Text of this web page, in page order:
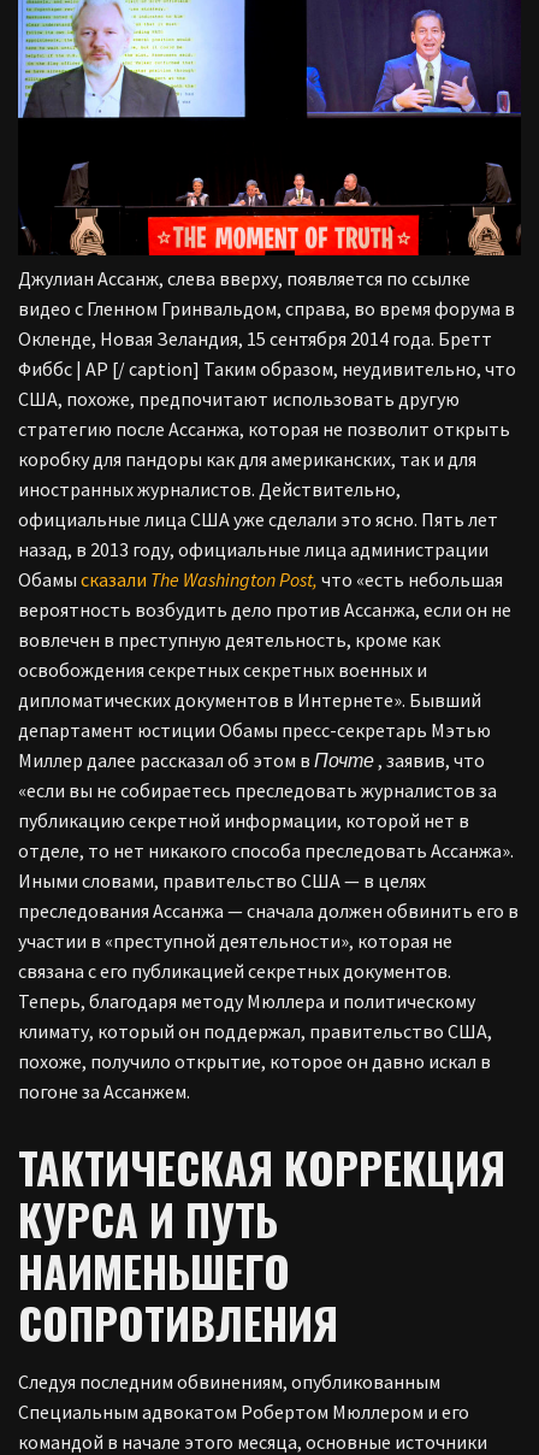
Джулиан Ассанж, слева вверху, появляется по ссылке
видео с Гленном Гринвальдом, справа, во время форума в
Окленде, Новая Зеландия, 15 сентября 2014 года. Бретт
Фиббс | AP [/ caption] Таким образом, неудивительно, что
США, похоже, предпочитают использовать другую
стратегию после Ассанжа, которая не позволит открыть
коробку для пандоры как для американских, так и для
иностранных журналистов. Действительно,
официальные лица США уже сделали это ясно. Пять лет
назад, в 2013 году, официальные лица администрации
Обамы сказали The Washington Post, что «есть небольшая
вероятность возбудить дело против Ассанжа, если он не
вовлечен в преступную деятельность, кроме как
освобождения секретных секретных военных и
дипломатических документов в Интернете». Бывший
департамент юстиции Обамы пресс-секретарь Мэтью
Миллер далее рассказал об этом в Почте, заявив, что
«если вы не собираетесь преследовать журналистов за
публикацию секретной информации, которой нет в
отделе, то нет никакого способа преследовать Ассанжа».
Иными словами, правительство США — в целях
преследования Ассанжа — сначала должен обвинить его в
участии в «преступной деятельности», которая не
связана с его публикацией секретных документов.
Теперь, благодаря методу Мюллера и политическому
климату, который он поддержал, правительство США,
похоже, получило открытие, которое он давно искал в
погоне за Ассанжем.
ТАКТИЧЕСКАЯ КОРРЕКЦИЯ
КУРСА И ПУТЬ
НАИМЕНЬШЕГО
СОПРОТИВЛЕНИЯ
Следуя последним обвинениям, опубликованным
Специальным адвокатом Робертом Мюллером и его
командой в начале этого месяца, основные источники